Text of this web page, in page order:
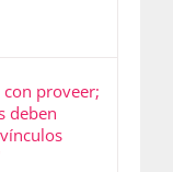
con proveer;
deben